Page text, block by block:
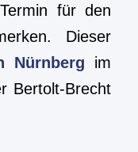
für den
Dieser
Nürnberg im
Bertolt-Brecht